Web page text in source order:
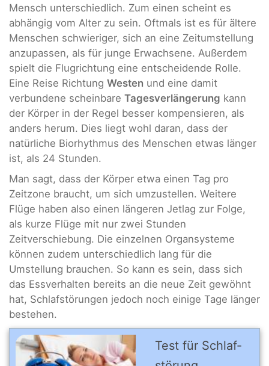
Mensch unterschiedlich. Zum einen scheint es
abhängig vom Alter zu sein. Oftmals ist es für ältere
Menschen schwieriger, sich an eine Zeitumstellung
anzupassen, als für junge Erwachsene. Außerdem
spielt die Flugrichtung eine entscheidende Rolle.
Eine Reise Richtung Westen und eine damit
verbundene scheinbare Tagesverlängerung kann
der Körper in der Regel besser kompensieren, als
anders herum. Dies liegt wohl daran, dass der
natürliche Biorhythmus des Menschen etwas länger
ist, als 24 Stunden.
Man sagt, dass der Körper etwa einen Tag pro
Zeitzone braucht, um sich umzustellen. Weitere
Flüge haben also einen längeren Jetlag zur Folge,
als kurze Flüge mit nur zwei Stunden
Zeitverschiebung. Die einzelnen Organsysteme
können zudem unterschiedlich lang für die
Umstellung brauchen. So kann es sein, dass sich
das Essverhalten bereits an die neue Zeit gewöhnt
hat, Schlafstörungen jedoch noch einige Tage länger
bestehen.
Test für Schlaf­